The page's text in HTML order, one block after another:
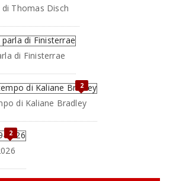
Thomas Disch
di Finisterrae
2
di Kaliane Bradley
2